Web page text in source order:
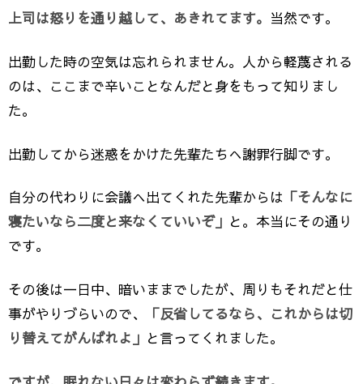
上司は怒りを通り越して、あきれてます。 当然です。
出勤した時の空気は忘れられません。人から軽蔑される
のは、ここまで辛いことなんだと身をもって知りまし
た。
出勤してから迷惑をかけた先輩たちへ謝罪行脚です。
自分の代わりに会議へ出てくれた先輩からは 「そんなに
寝たいなら二度と来なくていいぞ」 と。本当にその通り
です。
その後は一日中、暗いままでしたが、周りもそれだと仕
事がやりづらいので、
「反省してるなら、これからは切
り替えてがんばれよ」 と言ってくれました。